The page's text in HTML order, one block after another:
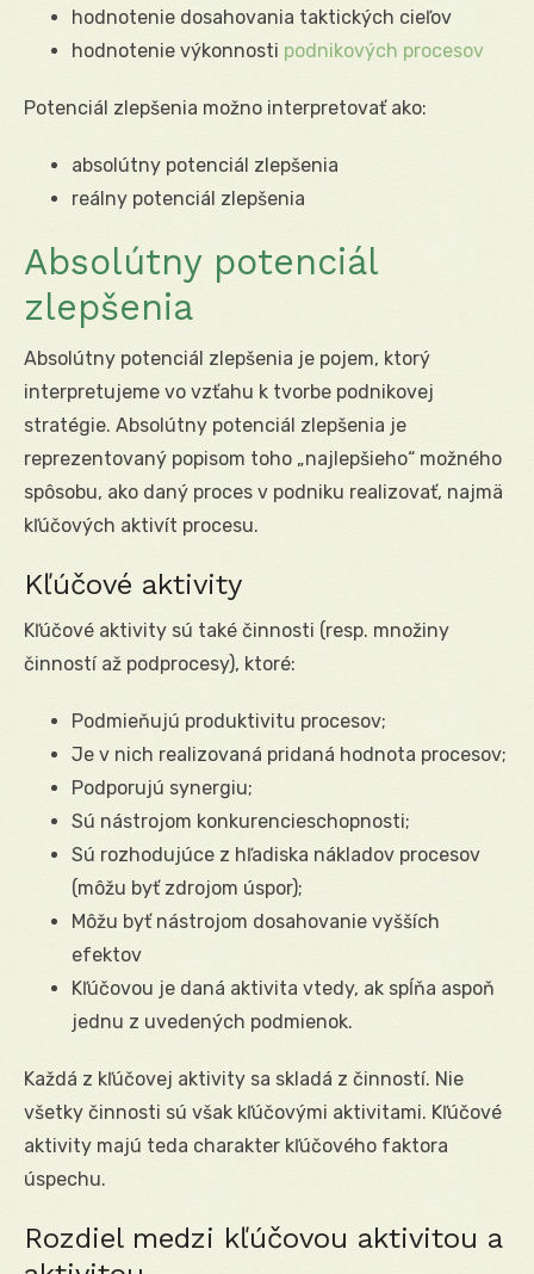
hodnotenie dosahovania taktických cieľov
hodnotenie výkonnosti podnikových procesov
Potenciál zlepšenia možno interpretovať ako:
absolútny potenciál zlepšenia
reálny potenciál zlepšenia
Absolútny potenciál
zlepšenia
Absolútny potenciál zlepšenia je pojem, ktorý
interpretujeme vo vzťahu k tvorbe podnikovej
stratégie. Absolútny potenciál zlepšenia je
reprezentovaný popisom toho „najlepšieho“ možného
spôsobu, ako daný proces v podniku realizovať, najmä
kľúčových aktivít procesu.
Kľúčové aktivity
Kľúčové aktivity sú také činnosti (resp. množiny
činností až podprocesy), ktoré:
Podmieňujú produktivitu procesov;
Je v nich realizovaná pridaná hodnota procesov;
Podporujú synergiu;
Sú nástrojom konkurencieschopnosti;
Sú rozhodujúce z hľadiska nákladov procesov
(môžu byť zdrojom úspor);
Môžu byť nástrojom dosahovanie vyšších
efektov
Kľúčovou je daná aktivita vtedy, ak spĺňa aspoň
jednu z uvedených podmienok.
Každá z kľúčovej aktivity sa skladá z činností. Nie
všetky činnosti sú však kľúčovými aktivitami. Kľúčové
aktivity majú teda charakter kľúčového faktora
úspechu.
Rozdiel medzi kľúčovou aktivitou a